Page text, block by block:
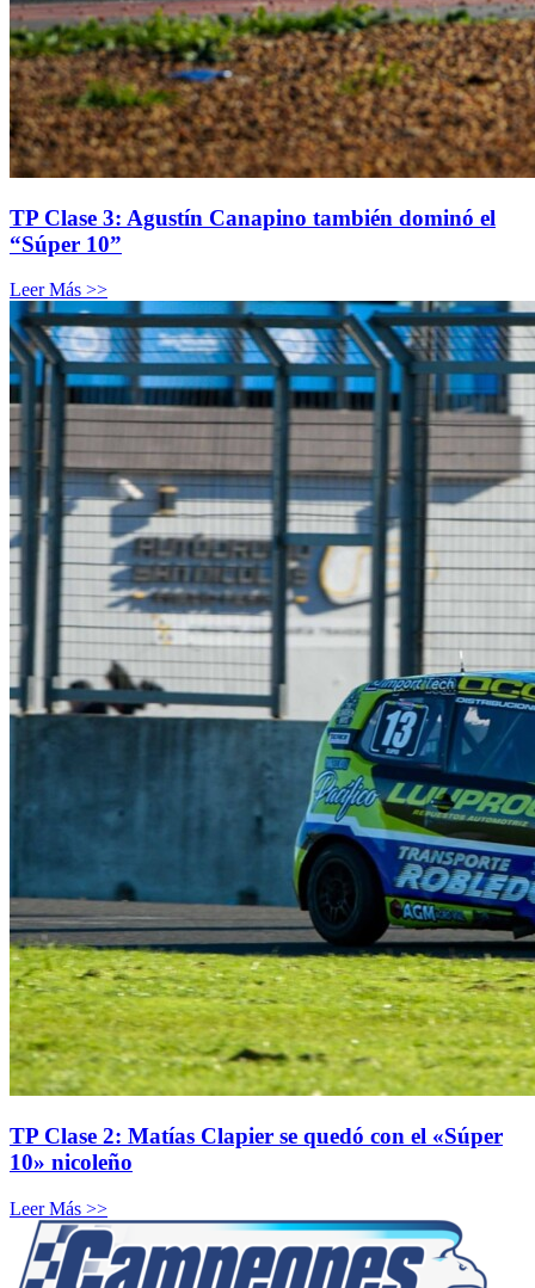
TP Clase 3: Agustín Canapino también dominó el
“Súper 10”
Leer Más >>
TP Clase 2: Matías Clapier se quedó con el «Súper
10» nicoleño
Leer Más >>